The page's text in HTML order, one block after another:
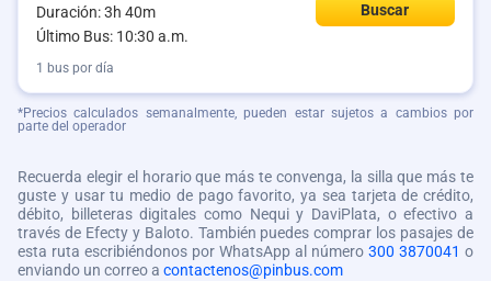
Duración: 3h 40m
Último Bus: 10:30 a.m.
Buscar
1 bus por día
*Precios calculados semanalmente, pueden estar sujetos a cambios por
parte del operador
Recuerda elegir el horario que más te convenga, la silla que más te
guste y usar tu medio de pago favorito, ya sea tarjeta de crédito,
débito, billeteras digitales como Nequi y DaviPlata, o efectivo a
través de Efecty y Baloto. También puedes comprar los pasajes de
esta ruta escribiéndonos por WhatsApp al número 300 3870041 o
enviando un correo a contactenos@pinbus.com